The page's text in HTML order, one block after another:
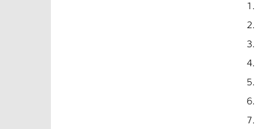
1.
2.
3.
4.
5.
6.
7.